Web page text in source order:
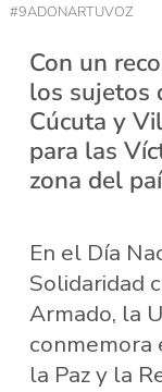
#9ADONARTUVOZ
Con un
los sujetos
Cúcuta y
para las
zona del
En el Día
Solidaridad
Armado, la
conmemora
la Paz y la